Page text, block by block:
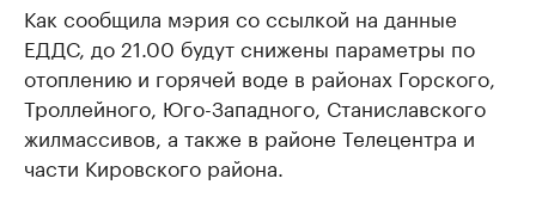
Как сообщила мэрия со ссылкой на данные
ЕДДС, до 21.00 будут снижены параметры по
отоплению и горячей воде в районах Горского,
Троллейного, Юго-Западного, Станиславского
жилмассивов, а также в районе Телецентра и
части Кировского района.